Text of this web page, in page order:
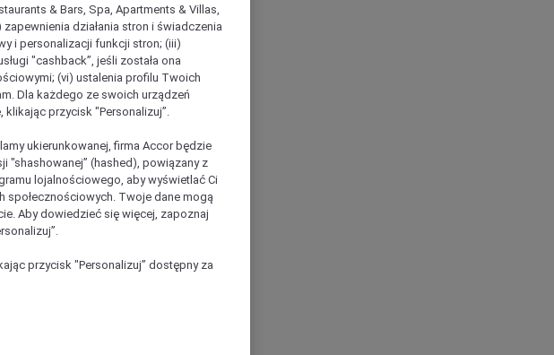
& Bars, Spa, Apartments & Villas,
działania stron i świadczenia
i personalizacji funkcji stron; (iii)
"cashback”, jeśli została ona
(vi) ustalenia profilu Twoich
Dla każdego ze swoich urządzeń
przycisk "Personalizuj”.
ukierunkowanej, firma Accor będzie
"shashowanej” (hashed), powiązany z
lojalnościowego, aby wyświetlać Ci
społecznościowych. Twoje dane mogą
Aby dowiedzieć się więcej, zapoznaj
przycisk "Personalizuj” dostępny za